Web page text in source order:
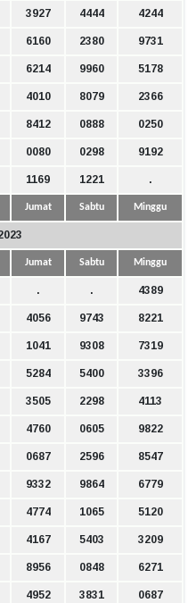
3927 4444 4244
6160 2380 9731
6214 9960 5178
4010 8079 2366
8412 0888 0250
0080 0298 9192
1169 1221 .
Jumat Sabtu Minggu
Jumat Sabtu Minggu
. . 4389
4056 9743 8221
1041 9308 7319
5284 5400 3396
3505 2298 4113
4760 0605 9822
0687 2596 8547
9332 9864 6779
4774 1065 5120
4167 5403 3209
8956 0848 6271
4952 3831 0687